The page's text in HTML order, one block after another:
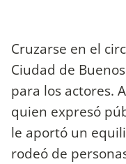
Cruzarse en el
Ciudad de
para los actores.
quien expresó
le aportó un
rodeó de